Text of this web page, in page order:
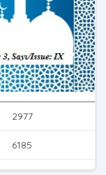
2977
6185